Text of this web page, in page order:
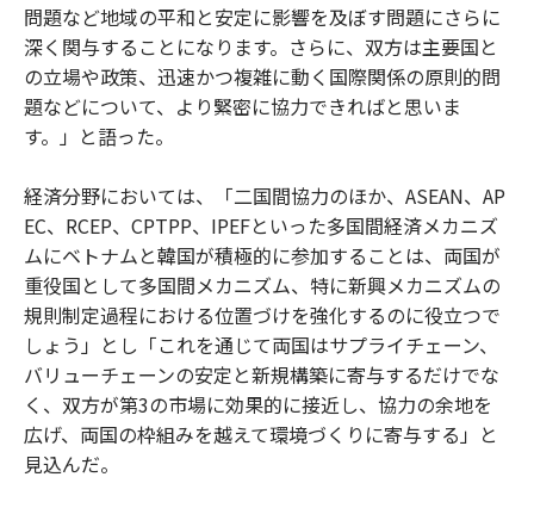
問題など地域の平和と安定に影響を及ぼす問題にさらに
深く関与することになります。さらに、双方は主要国と
の立場や政策、迅速かつ複雑に動く国際関係の原則的問
題などについて、より緊密に協力できればと思いま
す。」と語った。
経済分野においては、「二国間協力のほか、ASEAN、AP
EC、RCEP、CPTPP、IPEFといった多国間経済メカニズ
ムにベトナムと韓国が積極的に参加することは、両国が
重役国として多国間メカニズム、特に新興メカニズムの
規則制定過程における位置づけを強化するのに役立つで
しょう」とし「これを通じて両国はサプライチェーン、
バリューチェーンの安定と新規構築に寄与するだけでな
く、双方が第3の市場に効果的に接近し、協力の余地を
広げ、両国の枠組みを越えて環境づくりに寄与する」と
見込んだ。